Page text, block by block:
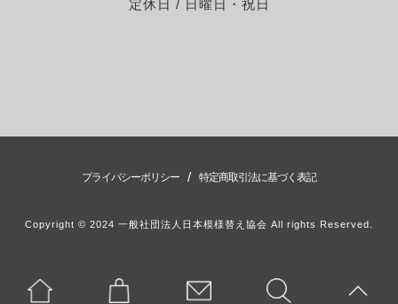
定休日 / 日曜日・祝日
プライバシーポリシー / 特定商取引法に基づく表記
Copyright © 2024 一般社団法人日本模様替え協会 All rights Reserved.